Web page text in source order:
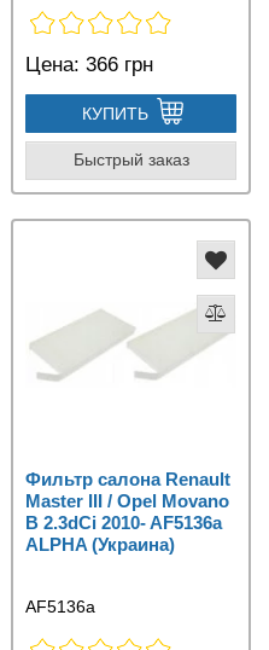
Цена: 366 грн
КУПИТЬ
Быстрый заказ
Фильтр салона Renault
Master III / Opel Movano
B 2.3dCi 2010- AF5136a
ALPHA (Украина)
AF5136a